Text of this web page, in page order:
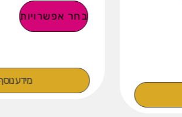
בחר אפשרויות
מידע